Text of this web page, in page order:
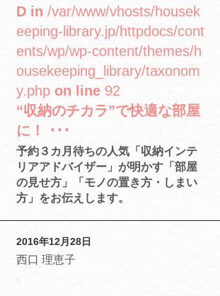
D in /var/www/vhosts/housek
eeping-library.jp/httpdocs/cont
ents/wp/wp-content/themes/h
ousekeeping_library/taxonom
y.php on line 92
“収納のチカラ”で快適な部屋
に！ ･･･
予約３カ月待ちの人気「収納インテ
リアアドバイザー」が明かす「部屋
の見せ方」「モノの置き方・しまい
方」をお伝えします。
2016年12月28日
西口 理恵子